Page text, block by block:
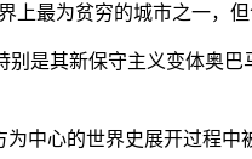
上最为贫穷的城市之一，
别是其新保守主义变体奥
为中心的世界史展开过程